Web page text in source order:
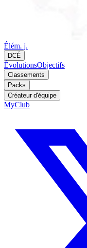
Élém. j.
DCÉ
ÉvolutionsObjectifs
Classements
Packs
Créateur d'équipe
MyClub